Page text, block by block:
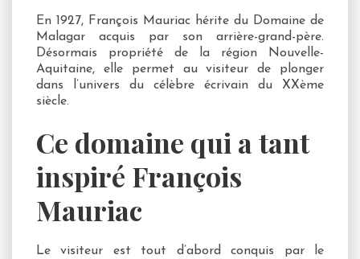
En 1927, François Mauriac hérite du Domaine de
Malagar acquis par son arrière-grand-père.
Désormais propriété de la région Nouvelle-
Aquitaine, elle permet au visiteur de plonger
dans l’univers du célèbre écrivain du XXème
siècle.
Ce domaine qui a tant
inspiré François
Mauriac
Le visiteur est tout d’abord conquis par le